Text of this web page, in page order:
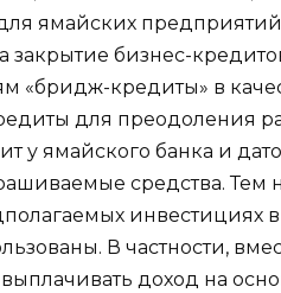
ямайских
закрытие бизнес-
«бридж-кредиты» в
для преодоления
у ямайского банка и
средства.
инвестициях
В частности,
доход на